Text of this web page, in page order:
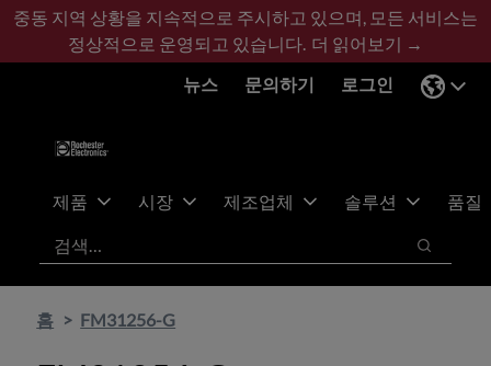
기
콘
바
글
중동 지역 상황을 지속적으로 주시하고 있으며, 모든 서비스는
정상적으로 운영되고 있습니다. 더 읽어보기 →
뉴스
문의하기 로그인
제품 시장 제조업체 솔루션
품질
검색
검색
홈 FM31256-G